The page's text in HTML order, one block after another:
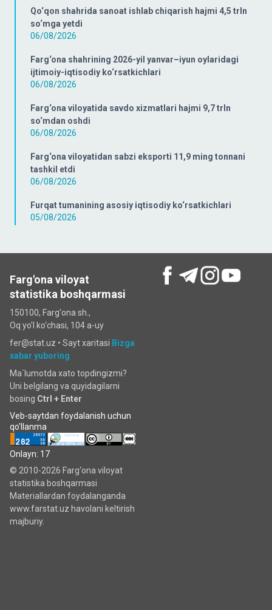
Qo‘qon shahrida sanoat ishlab chiqarish hajmi 4,5 trln
so‘mga yetdi
06/08/2026
Farg‘ona shahrining 2026-yil yanvar–iyun oylaridagi
ijtimoiy-iqtisodiy ko‘rsatkichlari
06/08/2026
Farg‘ona viloyatida savdo xizmatlari hajmi 9,7 trln
so‘mdan oshdi
06/08/2026
Farg‘ona viloyatidan sabzi eksporti 11,9 ming tonnani
tashkil etdi
06/08/2026
Furqat tumanining asosiy iqtisodiy ko‘rsatkichlari
05/08/2026
Farg'ona viloyat
statistika boshqarmasi
150100, Farg'ona sh.,
Oq yo'l ko‘chаsi, 104 a-uy
fer@stat.uz • Sayt xaritasi Bizga
xabar yuboring
Ma`lumotda xato topdingizmi?
Uni belgilang va quyidagilarni
bosing Ctrl + Enter
Veb-saytdan foydalanish uchun
qo'llanma
Onlayn: 17
© 2010-2026 Farg‘ona viloyat
statistika boshqarmasi
Materiallardan foydalanganda
www.farstat.uz havolani keltirish
majburiy.